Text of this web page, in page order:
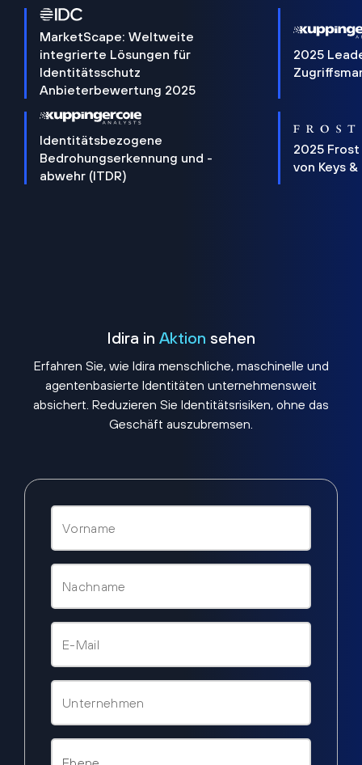
MarketScape: Weltweite
integrierte Lösungen für
Identitätsschutz
Anbieterbewertung 2025
2025
Identitätsbezogene
Bedrohungserkennung und -
abwehr (ITDR)
2025 Frost
von Keys
Idira in Aktion sehen
Erfahren Sie, wie Idira menschliche, maschinelle und
agentenbasierte Identitäten unternehmensweit
absichert. Reduzieren Sie Identitätsrisiken, ohne das
Geschäft auszubremsen.